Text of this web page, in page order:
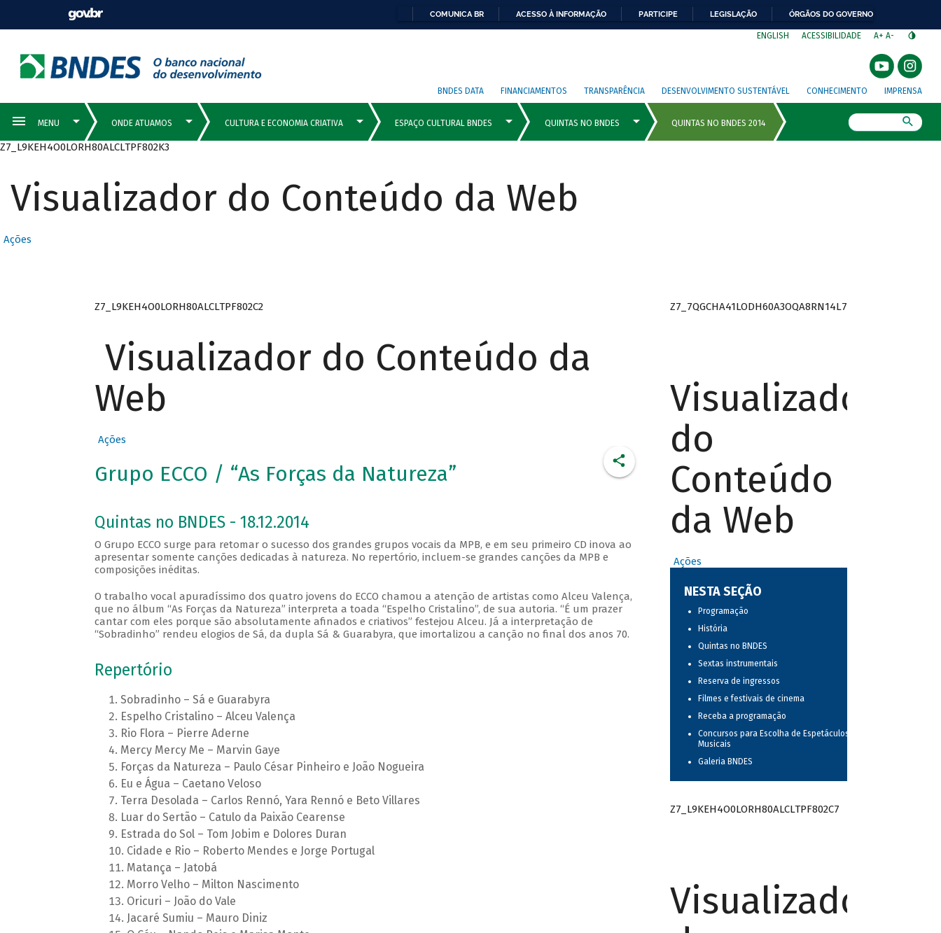
COMUNICA BR ACESSO À INFORMAÇÃO PARTICIPE LEGISLAÇÃO ÓRGÃOS DO GOVERNO
ENGLISH ACESSIBILIDADE A+ A-
BNDES DATA FINANCIAMENTOS TRANSPARÊNCIA DESENVOLVIMENTO SUSTENTÁVEL CONHECIMENTO IMPRENSA
Z7_L9KEH4O0LORH80ALCLTPF802K3
Visualizador do Conteúdo da Web
Ações
Z7_L9KEH4O0LORH80ALCLTPF802C2
Visualizador do Conteúdo da
Web
Ações
Grupo ECCO / “As Forças da Natureza”
Quintas no BNDES - 18.12.2014
O Grupo ECCO surge para retomar o sucesso dos grandes grupos vocais da MPB, e em seu primeiro CD inova ao
apresentar somente canções dedicadas à natureza. No repertório, incluem-se grandes canções da MPB e
composições inéditas.
O trabalho vocal apuradíssimo dos quatro jovens do ECCO chamou a atenção de artistas como Alceu Valença,
que no álbum “As Forças da Natureza” interpreta a toada “Espelho Cristalino”, de sua autoria. “É um prazer
cantar com eles porque são absolutamente afinados e criativos” festejou Alceu. Já a interpretação de
“Sobradinho” rendeu elogios de Sá, da dupla Sá & Guarabyra, que imortalizou a canção no final dos anos 70.
Repertório
Sobradinho – Sá e Guarabyra
Espelho Cristalino – Alceu Valença
Rio Flora – Pierre Aderne
Mercy Mercy Me – Marvin Gaye
Forças da Natureza – Paulo César Pinheiro e João Nogueira
Eu e Água – Caetano Veloso
Terra Desolada – Carlos Rennó, Yara Rennó e Beto Villares
Luar do Sertão – Catulo da Paixão Cearense
Estrada do Sol – Tom Jobim e Dolores Duran
Cidade e Rio – Roberto Mendes e Jorge Portugal
Matança – Jatobá
Morro Velho – Milton Nascimento
Oricuri – João do Vale
Jacaré Sumiu – Mauro Diniz
Z7_7QGCHA41LODH60A3OQA8RN14L7
Visualizador
do
Conteúdo
da Web
Ações
NESTA SEÇÃO
Programação
História
Quintas no BNDES
Sextas instrumentais
Reserva de ingressos
Filmes e festivais de cinema
Receba a programação
Concursos para Escolha de Espetáculos
Musicais
Galeria BNDES
Z7_L9KEH4O0LORH80ALCLTPF802C7
Visualizador